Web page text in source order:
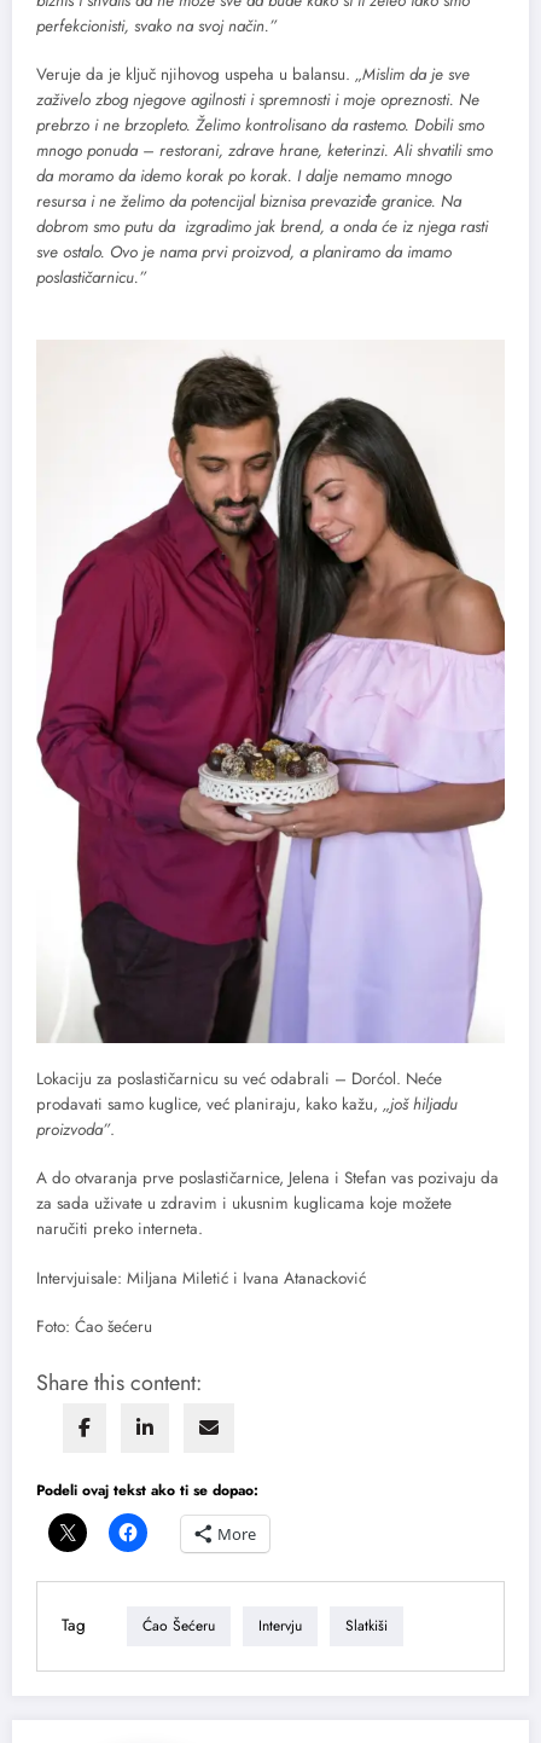
perfekcionisti, svako na svoj način.”
Veruje da je ključ njihovog uspeha u balansu. „Mislim da je sve
zaživelo zbog njegove agilnosti i spremnosti i moje opreznosti. Ne
prebrzo i ne brzopleto. Želimo kontrolisano da rastemo. Dobili smo
mnogo ponuda – restorani, zdrave hrane, keterinzi. Ali shvatili smo
da moramo da idemo korak po korak. I dalje nemamo mnogo
resursa i ne želimo da potencijal biznisa prevaziđe granice. Na
dobrom smo putu da izgradimo jak brend, a onda će iz njega rasti
sve ostalo. Ovo je nama prvi proizvod, a planiramo da imamo
poslastičarnicu.”
Lokaciju za poslastičarnicu su već odabrali – Dorćol. Neće
prodavati samo kuglice, već planiraju, kako kažu, „još hiljadu
proizvoda”.
A do otvaranja prve poslastičarnice, Jelena i Stefan vas pozivaju da
za sada uživate u zdravim i ukusnim kuglicama koje možete
naručiti preko interneta.
Intervjuisale: Miljana Miletić i Ivana Atanacković
Foto: Ćao šećeru
Share this content:
Podeli ovaj tekst ako ti se dopao:
More
Tag Ćao Šećeru Intervju Slatkiši